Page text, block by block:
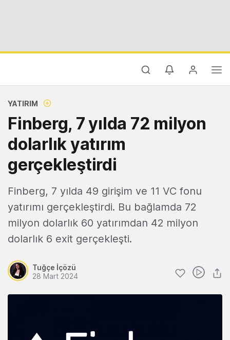
YATIRIM
Finberg, 7 yılda 72 milyon
dolarlık yatırım
gerçekleştirdi
Finberg, 7 yılda 49 girişim ve 11 VC fonu
yatırımı gerçekleştirdi. Bu bağlamda 72
milyon dolarlık 60 yatırımdan 42 milyon
dolarlık 6 exit gerçekleşti.
Tuğçe İçözü
28 Mart 2024